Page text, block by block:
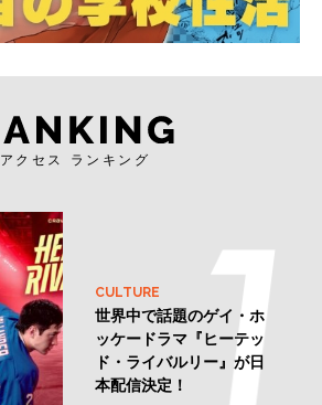
アクセス ランキング
CULTURE
世界中で話題のゲイ・ホ
ッケードラマ『ヒーテッ
ド・ライバルリー』が日
本配信決定！